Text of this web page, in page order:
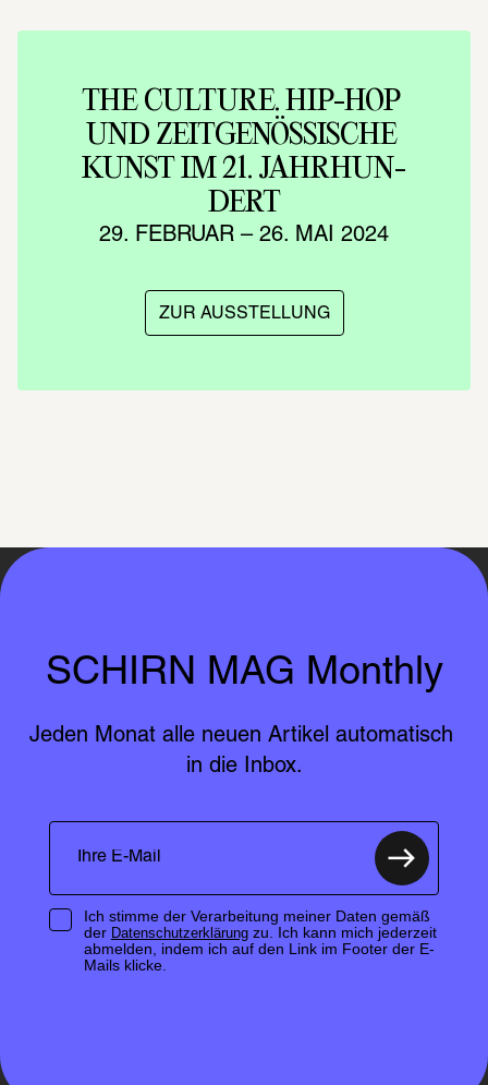
THE CULTURE. HIP-HOP
UND ZEIT­GE­NÖS­SI­SCHE
KUNST IM 21. JAHR­HUN­
DERT
29. FEBRUAR – 26. MAI 2024
ZUR AUSSTELLUNG
SCHIRN MAG Monthly
Jeden Monat alle neuen Artikel automatisch
in die Inbox.
Ich stimme der Verarbeitung meiner Daten gemäß
der Datenschutzerklärungzu. Ich kann mich jederzeit
abmelden, indem ich auf den Link im Footer der E-
Mails klicke.